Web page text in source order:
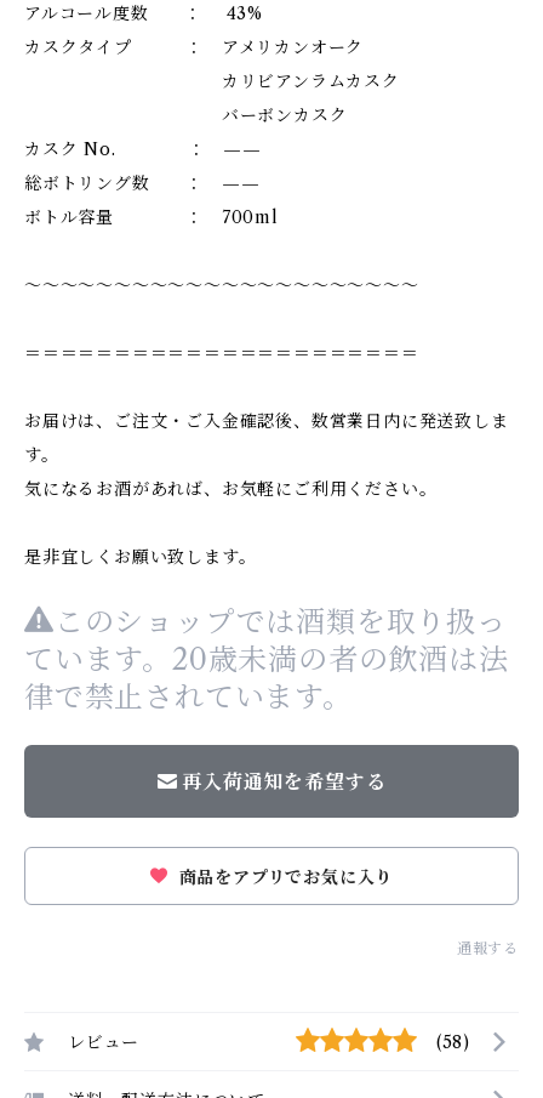
アルコール度数 ： 43%
カスクタイプ ： アメリカンオーク
カリビアンラムカスク
バーボンカスク
カスク No. ： ——
総ボトリング数 ： ——
ボトル容量 ： 700ml
～～～～～～～～～～～～～～～～～～～～～～
＝＝＝＝＝＝＝＝＝＝＝＝＝＝＝＝＝＝＝＝＝＝
お届けは、ご注文・ご入金確認後、数営業日内に発送致しま
す。
気になるお酒があれば、お気軽にご利用ください。
是非宜しくお願い致します。
このショップでは酒類を取り扱っ
ています。20歳未満の者の飲酒は法
律で禁止されています。
再入荷通知を希望する
商品をアプリでお気に入り
通報する
レビュー (58)